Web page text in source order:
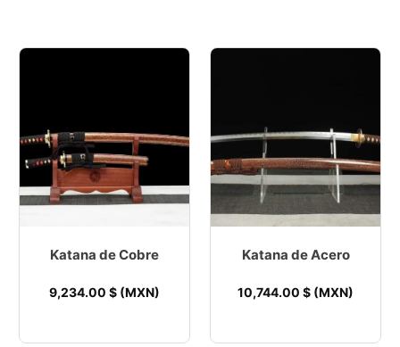
Katana de Cobre
9,234.00 $ (MXN)
Katana de Acero
10,744.00 $ (MXN)